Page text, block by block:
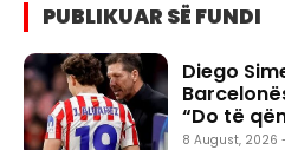
PUBLIKUAR SË FUNDI
Diego
“Do të
8 August, 2026